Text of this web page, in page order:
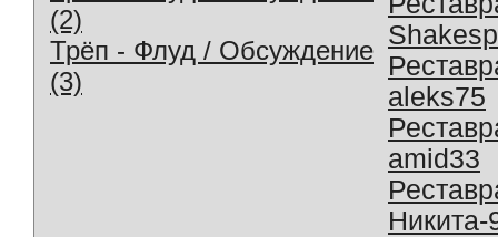
(2)
Трёп - Флуд / Обсуждение
(3)
aleks75
amid33
Никита-